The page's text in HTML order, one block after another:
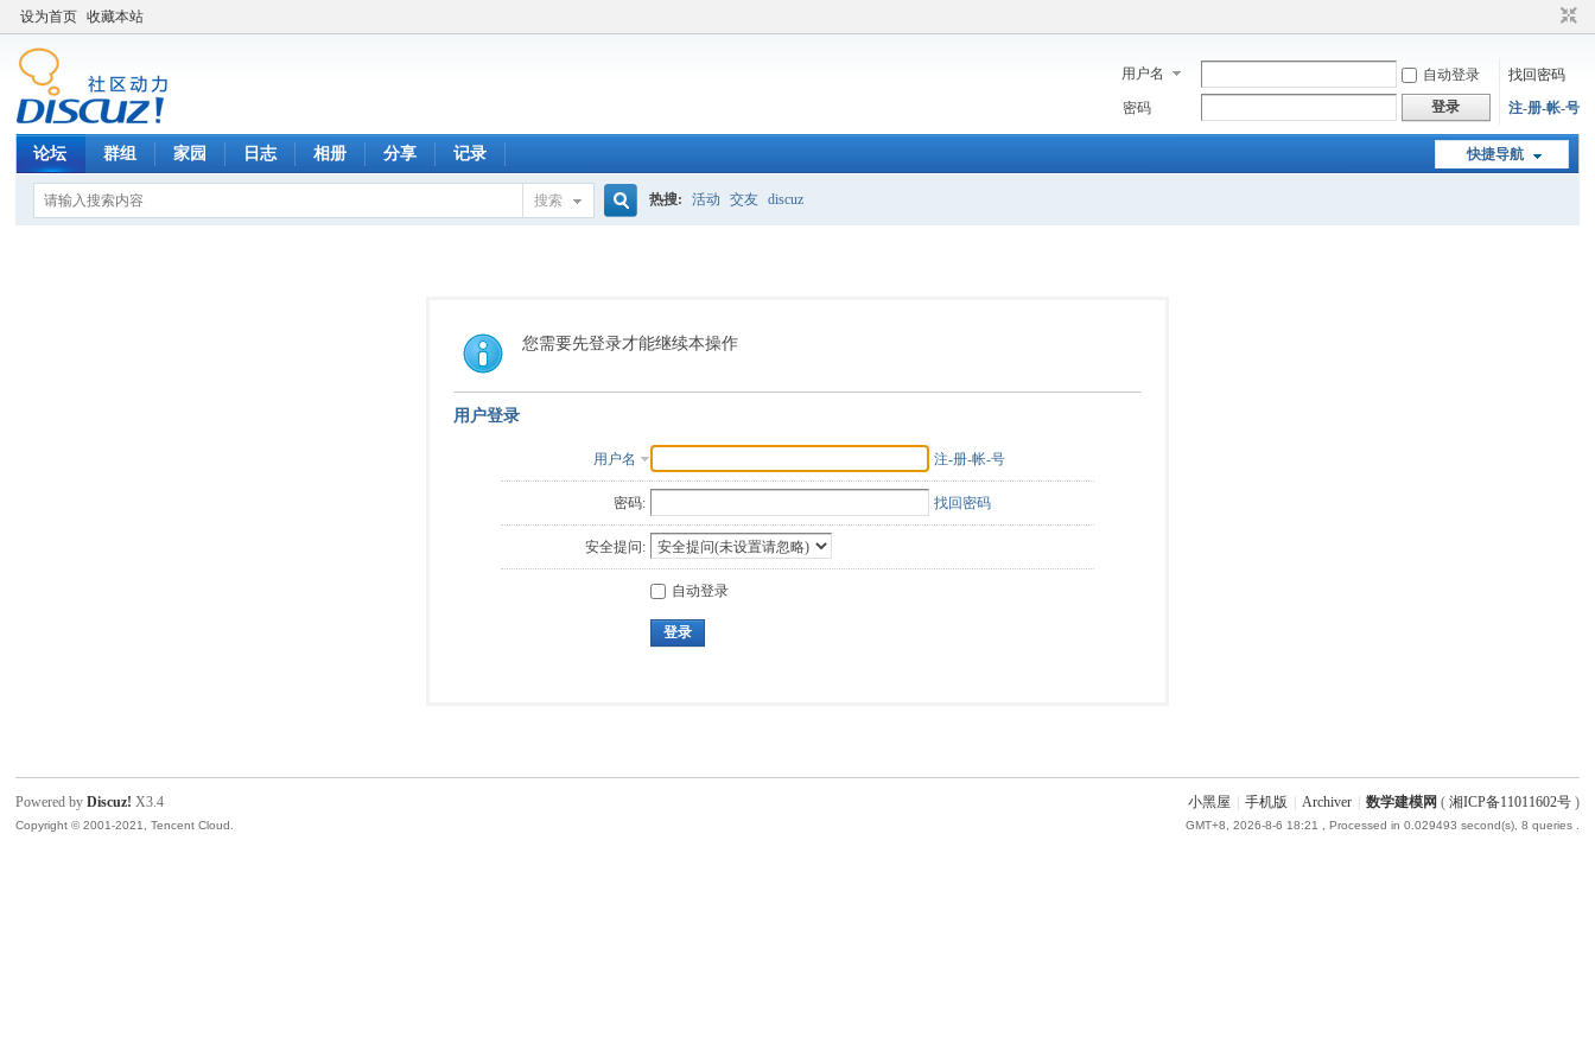
设为首页 收藏本站
用户名 自动登录
找回密码
密码
登录 注-册-帐-号
快捷导航
论坛 群组 家园 日志 相册 分享 记录
搜索
索
热搜: 活动 交友 discuz
您需要先登录才能继续本操作
用户登录
用户名 注-册-帐-号
密码: 找回密码
安全提问:
自动登录
登录
小黑屋 手机版 Archiver 数学建模网 ( 湘ICP备11011602号)
GMT+8, 2026-8-6 18:21 , Processed in 0.029493 second(s), 8 queries .
Powered byDiscuz! X3.4
Copyright © 2001-2021, Tencent Cloud.